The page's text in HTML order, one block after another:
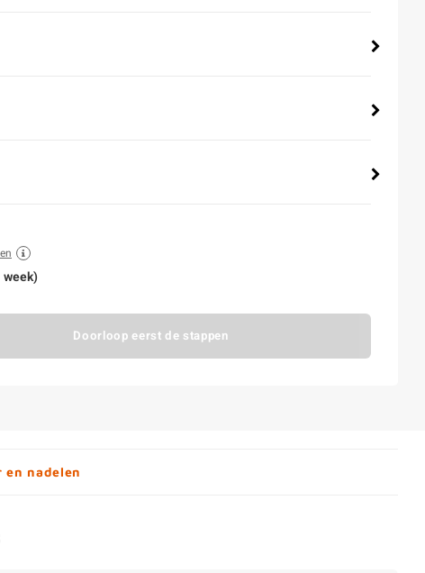
Doorloop eerst de stappen
en nadelen